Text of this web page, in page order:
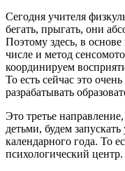
Сегодня учителя
бегать, прыгать, они
Поэтому здесь, в
числе и метод
координируем
То есть сейчас это
разрабатывать
Это третье
детьми, будем
календарного года. То
психологический центр.